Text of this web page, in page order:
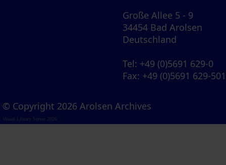
Große Allee 5 - 9
34454 Bad Arolsen
Deutschland
Tel: +49 (0)5691 629-0
Fax: +49 (0)5691 629-501
© Copyright 2026 Arolsen Archives
Visual Library Server 2026